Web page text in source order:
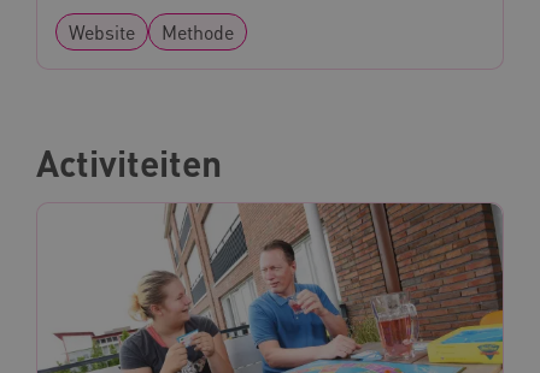
Website Methode
Activiteiten